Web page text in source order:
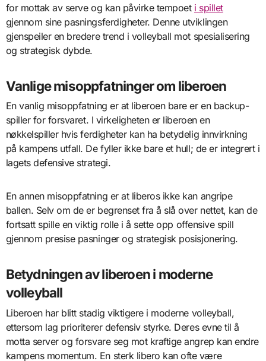
for mottak av serve og kan påvirke tempoet i spillet
gjennom sine pasningsferdigheter. Denne utviklingen
gjenspeiler en bredere trend i volleyball mot spesialisering
og strategisk dybde.
Vanlige misoppfatninger om liberoen
En vanlig misoppfatning er at liberoen bare er en backup-
spiller for forsvaret. I virkeligheten er liberoen en
nøkkelspiller hvis ferdigheter kan ha betydelig innvirkning
på kampens utfall. De fyller ikke bare et hull; de er integrert i
lagets defensive strategi.
En annen misoppfatning er at liberos ikke kan angripe
ballen. Selv om de er begrenset fra å slå over nettet, kan de
fortsatt spille en viktig rolle i å sette opp offensive spill
gjennom presise pasninger og strategisk posisjonering.
Betydningen av liberoen i moderne
volleyball
Liberoen har blitt stadig viktigere i moderne volleyball,
ettersom lag prioriterer defensiv styrke. Deres evne til å
motta server og forsvare seg mot kraftige angrep kan endre
kampens momentum. En sterk libero kan ofte være